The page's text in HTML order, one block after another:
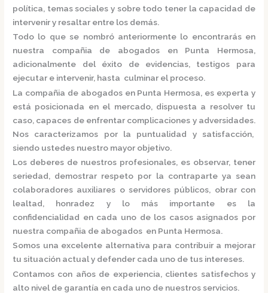
política, temas sociales y sobre todo tener la capacidad de
intervenir y resaltar entre los demás.
Todo lo que se nombró anteriormente lo encontrarás en
nuestra compañia de abogados en Punta Hermosa,
adicionalmente del éxito de evidencias, testigos para
ejecutar e intervenir, hasta culminar el proceso.
La compañia de abogados en Punta Hermosa, es experta y
está posicionada en el mercado, dispuesta a resolver tu
caso, capaces de enfrentar complicaciones y adversidades.
Nos caracterizamos por la puntualidad y satisfacción,
siendo ustedes nuestro mayor objetivo.
Los deberes de nuestros profesionales, es observar, tener
seriedad, demostrar respeto por la contraparte ya sean
colaboradores auxiliares o servidores públicos, obrar con
lealtad, honradez y lo más importante es la
confidencialidad en cada uno de los casos asignados por
nuestra compañia de abogados en Punta Hermosa.
Somos una excelente alternativa para contribuir a mejorar
tu situación actual y defender cada uno de tus intereses.
Contamos con años de experiencia, clientes satisfechos y
alto nivel de garantía en cada uno de nuestros servicios.